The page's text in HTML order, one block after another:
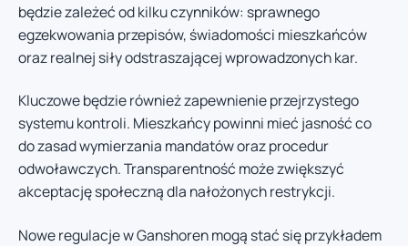
będzie zależeć od kilku czynników: sprawnego
egzekwowania przepisów, świadomości mieszkańców
oraz realnej siły odstraszającej wprowadzonych kar.
Kluczowe będzie również zapewnienie przejrzystego
systemu kontroli. Mieszkańcy powinni mieć jasność co
do zasad wymierzania mandatów oraz procedur
odwoławczych. Transparentność może zwiększyć
akceptację społeczną dla nałożonych restrykcji.
Nowe regulacje w Ganshoren mogą stać się przykładem